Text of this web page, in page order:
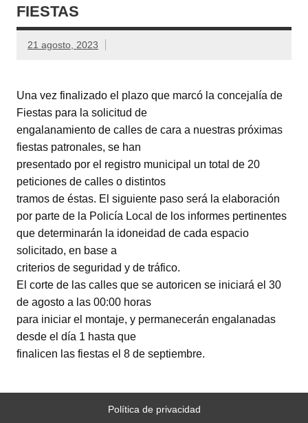
FIESTAS
21 agosto, 2023
Una vez finalizado el plazo que marcó la concejalía de
Fiestas para la solicitud de
engalanamiento de calles de cara a nuestras próximas
fiestas patronales, se han
presentado por el registro municipal un total de 20
peticiones de calles o distintos
tramos de éstas. El siguiente paso será la elaboración
por parte de la Policía Local de los informes pertinentes
que determinarán la idoneidad de cada espacio
solicitado, en base a
criterios de seguridad y de tráfico.
El corte de las calles que se autoricen se iniciará el 30
de agosto a las 00:00 horas
para iniciar el montaje, y permanecerán engalanadas
desde el día 1 hasta que
finalicen las fiestas el 8 de septiembre.
Política de privacidad